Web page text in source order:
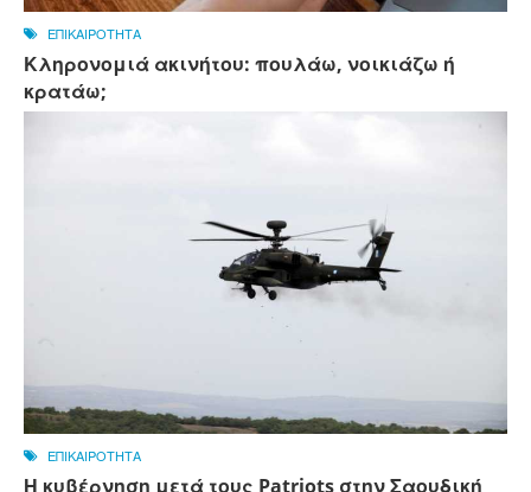
ΕΠΙΚΑΙΡΟΤΗΤΑ
Κληρονομιά ακινήτου: πουλάω, νοικιάζω ή
κρατάω;
ΕΠΙΚΑΙΡΟΤΗΤΑ
Η κυβέρνηση μετά τους Patriots στην Σαουδική